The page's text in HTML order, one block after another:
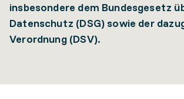
insbesondere dem Bundesgesetz
Datenschutz (DSG) sowie der
Verordnung (DSV).